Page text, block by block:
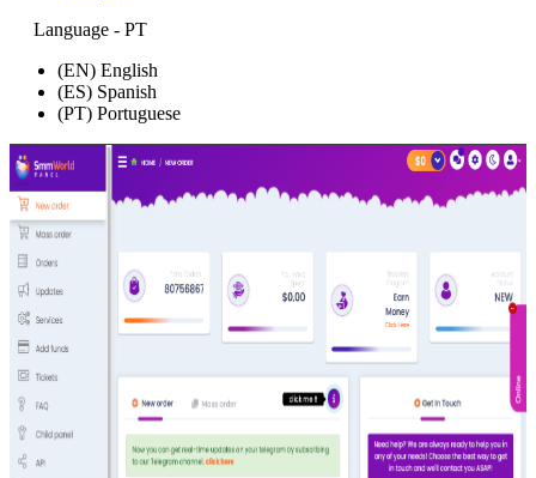
Language - PT
(EN) English
(ES) Spanish
(PT) Portuguese